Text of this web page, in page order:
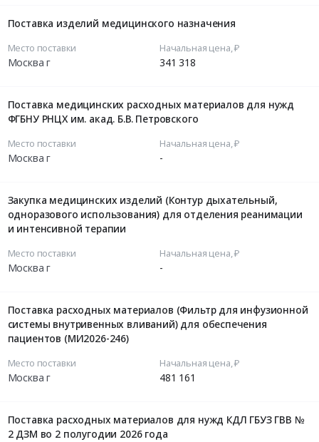
Поставка изделий медицинского назначения
Место поставки
Москва г
Начальная цена, ₽
341 318
Поставка медицинских расходных материалов для нужд
ФГБНУ РНЦХ им. акад. Б.В. Петровского
Место поставки
Москва г
Начальная цена, ₽
-
Закупка медицинских изделий (Контур дыхательный,
одноразового использования) для отделения реанимации
и интенсивной терапии
Место поставки
Москва г
Начальная цена, ₽
-
Поставка расходных материалов (Фильтр для инфузионной
системы внутривенных вливаний) для обеспечения
пациентов (МИ2026-246)
Место поставки
Москва г
Начальная цена, ₽
481 161
Поставка расходных материалов для нужд КДЛ ГБУЗ ГВВ №
2 ДЗМ во 2 полугодии 2026 года